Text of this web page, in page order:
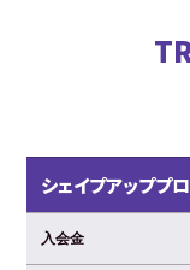
シェイプアッププ
入会金